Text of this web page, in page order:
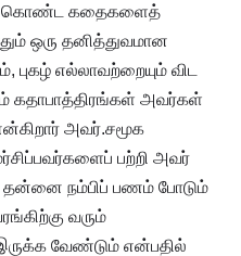
கொண்ட கதைகளைத்
ஒரு தனித்துவமான
எல்லாவற்றையும் விட
கதாபாத்திரங்கள் அவர்கள்
அவர்.சமூக
பற்றி அவர்
தன்னை நம்பிப் பணம் போடும்
வரும்
வேண்டும் என்பதில்